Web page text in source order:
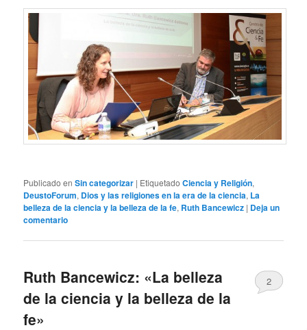
Publicado en Sin categorizar | Etiquetado Ciencia y Religión,
DeustoForum, Dios y las religiones en la era de la ciencia, La
belleza de la ciencia y la belleza de la fe, Ruth Bancewicz | Deja un
comentario
Ruth Bancewicz: «La belleza
de la ciencia y la belleza de la
fe»
2